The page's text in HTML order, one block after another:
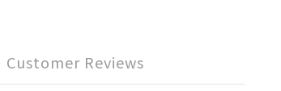
Customer Reviews